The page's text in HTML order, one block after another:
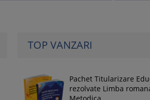
TOP VANZARI
Pachet Titularizare
rezolvate Limba